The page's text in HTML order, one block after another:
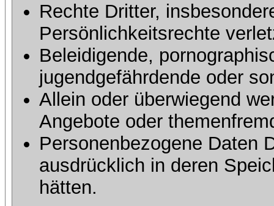
Rechte Dritter,
Persönlichkeitsrechte
Beleidigende,
jugendgefährdende oder
Allein oder überwiegend
Angebote oder
Personenbezogene Daten
ausdrücklich in deren
hätten.